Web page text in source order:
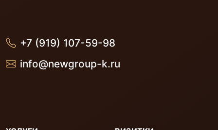
+7 (919) 107-59-98
info@newgroup-k.ru